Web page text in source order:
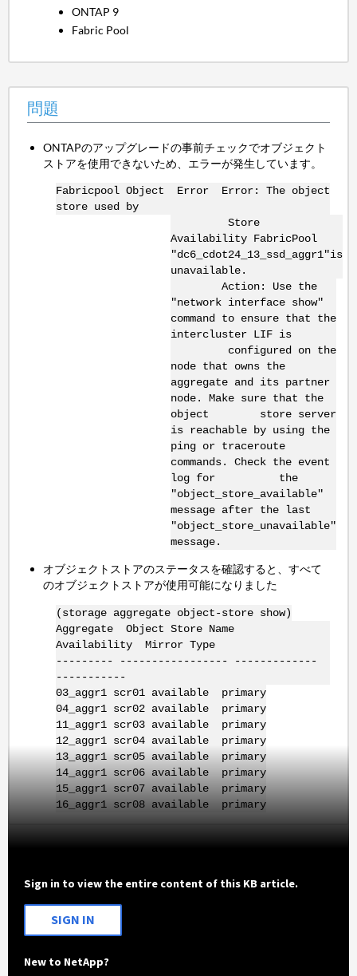
ONTAP 9
Fabric Pool
問題
ONTAPのアップグレードの事前チェックでオブジェクト
ストアを使用できないため、エラーが発生しています。
Fabricpool Object Error Error: The object
store used by
Store
Availability FabricPool
"dc6_cdot24_13_ssd_aggr1"is
unavailable.
Action: Use the
"network interface show"
command to ensure that the
intercluster LIF is
configured on the
node that owns the
aggregate and its partner
node. Make sure that the
object store server
is reachable by using the
ping or traceroute
commands. Check the event
log for the
"object_store_available"
message after the last
"object_store_unavailable"
message.
オブジェクトストアのステータスを確認すると、すべて
のオブジェクトストアが使用可能になりました
(storage aggregate object-store show)
Aggregate Object Store Name
Availability Mirror Type
--------- ----------------- -------------
-----------
03_aggr1 scr01 available primary
04_aggr1 scr02 available primary
11_aggr1 scr03 available primary
12_aggr1 scr04 available primary
13_aggr1 scr05 available primary
14_aggr1 scr06 available primary
15_aggr1 scr07 available primary
16_aggr1 scr08 available primary
Sign in to view the entire content of this KB article.
SIGN IN
New to NetApp?